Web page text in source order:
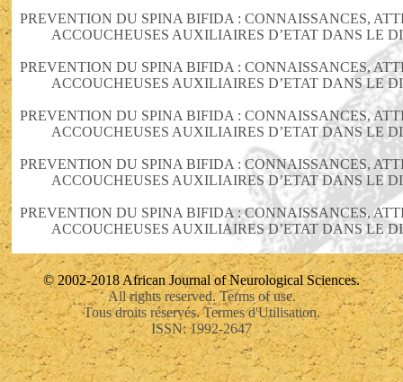
PREVENTION DU SPINA BIFIDA : CONNAISSANCES,
ACCOUCHEUSES AUXILIAIRES D’ETAT DANS LE
PREVENTION DU SPINA BIFIDA : CONNAISSANCES,
ACCOUCHEUSES AUXILIAIRES D’ETAT DANS LE
PREVENTION DU SPINA BIFIDA : CONNAISSANCES,
ACCOUCHEUSES AUXILIAIRES D’ETAT DANS LE
PREVENTION DU SPINA BIFIDA : CONNAISSANCES,
ACCOUCHEUSES AUXILIAIRES D’ETAT DANS LE
PREVENTION DU SPINA BIFIDA : CONNAISSANCES,
ACCOUCHEUSES AUXILIAIRES D’ETAT DANS LE
© 2002-2018 African Journal of Neurological Sciences.
All rights reserved. Terms of use.
Tous droits réservés. Termes d'Utilisation.
ISSN: 1992-2647